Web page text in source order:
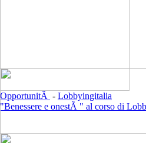
OpportunitÃ - Lobbyingitalia
"Benessere e onestÃ " al corso di